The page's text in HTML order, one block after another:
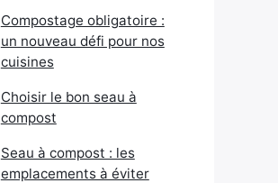
Compostage obligatoire :
un nouveau défi pour nos
cuisines
Choisir le bon seau à
compost
Seau à compost : les
emplacements à éviter